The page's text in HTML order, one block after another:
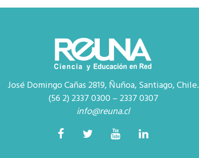
José Domingo Cañas 2819, Ñuñoa, Santiago, Chile.
(56 2) 2337 0300 – 2337 0307
info@reuna.cl